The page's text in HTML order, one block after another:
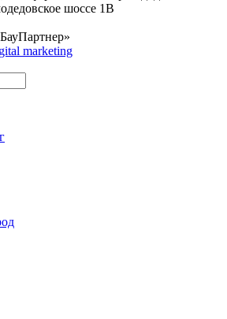
шоссе 1В
marketing